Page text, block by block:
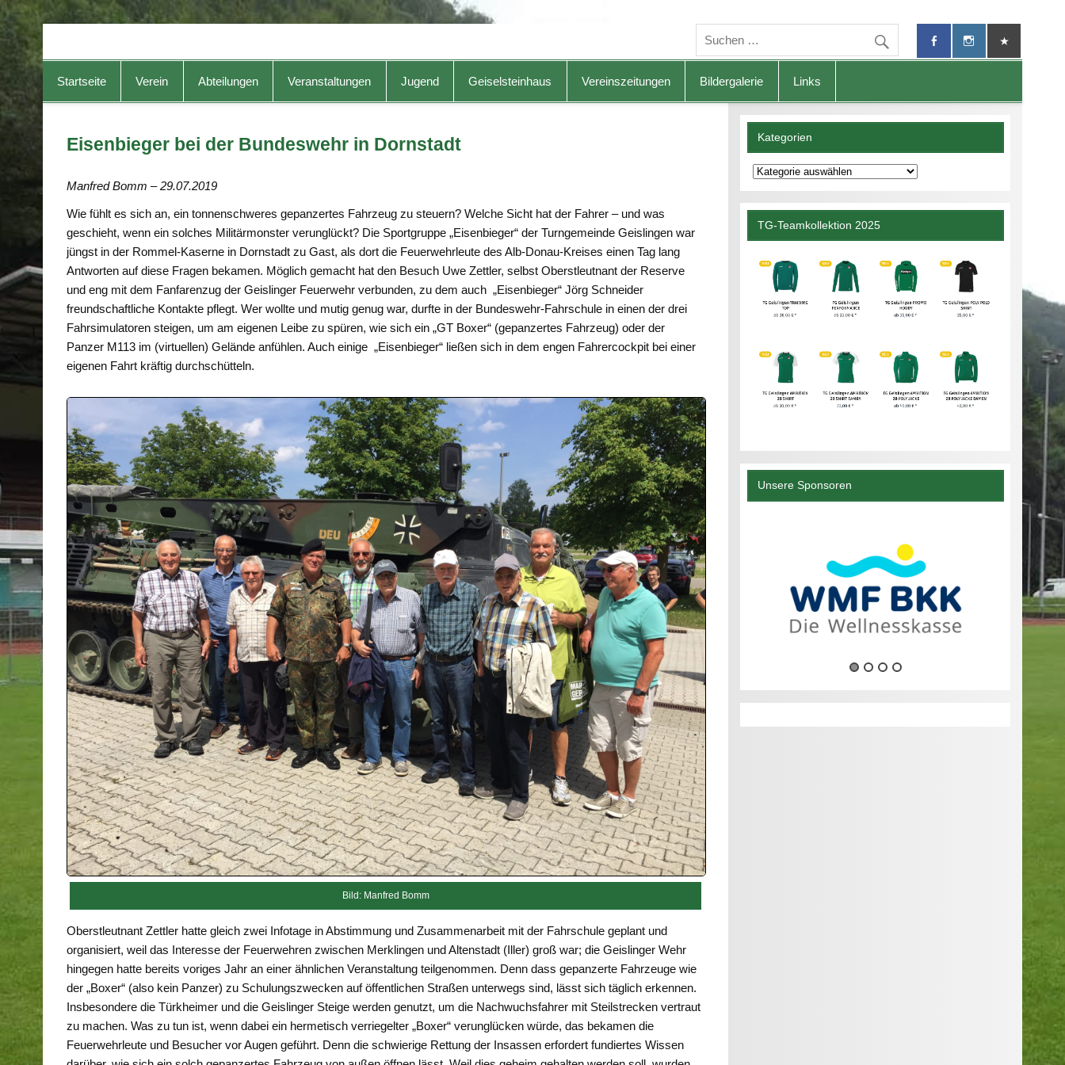
Startseite Verein Abteilungen Veranstaltungen Jugend Geiselsteinhaus Vereinszeitungen Bildergalerie Links
Eisenbieger bei der Bundeswehr in Dornstadt
Manfred Bomm – 29.07.2019
Wie fühlt es sich an, ein tonnenschweres gepanzertes Fahrzeug zu steuern? Welche Sicht hat der Fahrer – und was
geschieht, wenn ein solches Militärmonster verunglückt? Die Sportgruppe „Eisenbieger“ der Turngemeinde Geislingen war
jüngst in der Rommel-Kaserne in Dornstadt zu Gast, als dort die Feuerwehrleute des Alb-Donau-Kreises einen Tag lang
Antworten auf diese Fragen bekamen. Möglich gemacht hat den Besuch Uwe Zettler, selbst Oberstleutnant der Reserve
und eng mit dem Fanfarenzug der Geislinger Feuerwehr verbunden, zu dem auch „Eisenbieger“ Jörg Schneider
freundschaftliche Kontakte pflegt. Wer wollte und mutig genug war, durfte in der Bundeswehr-Fahrschule in einen der drei
Fahrsimulatoren steigen, um am eigenen Leibe zu spüren, wie sich ein „GT Boxer“ (gepanzertes Fahrzeug) oder der
Panzer M113 im (virtuellen) Gelände anfühlen. Auch einige „Eisenbieger“ ließen sich in dem engen Fahrercockpit bei einer
eigenen Fahrt kräftig durchschütteln.
Bild: Manfred Bomm
Oberstleutnant Zettler hatte gleich zwei Infotage in Abstimmung und Zusammenarbeit mit der Fahrschule geplant und
organisiert, weil das Interesse der Feuerwehren zwischen Merklingen und Altenstadt (Iller) groß war; die Geislinger Wehr
hingegen hatte bereits voriges Jahr an einer ähnlichen Veranstaltung teilgenommen. Denn dass gepanzerte Fahrzeuge wie
der „Boxer“ (also kein Panzer) zu Schulungszwecken auf öffentlichen Straßen unterwegs sind, lässt sich täglich erkennen.
Insbesondere die Türkheimer und die Geislinger Steige werden genutzt, um die Nachwuchsfahrer mit Steilstrecken vertraut
zu machen. Was zu tun ist, wenn dabei ein hermetisch verriegelter „Boxer“ verunglücken würde, das bekamen die
Feuerwehrleute und Besucher vor Augen geführt. Denn die schwierige Rettung der Insassen erfordert fundiertes Wissen
Kategorien
Kategorien
TG-Teamkollektion 2025
Unsere Sponsoren